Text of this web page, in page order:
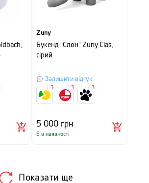
Zuny
Букенд "Слон" Zuny Clas,
сірий
Залишити відгук
5 000 грн
Є в наявності
3 3 3
Показати ще